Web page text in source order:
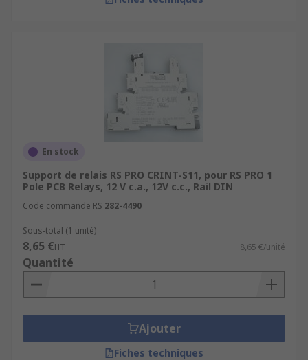
En stock
Support de relais RS PRO CRINT-S11, pour RS PRO 1
Pole PCB Relays, 12 V c.a., 12V c.c., Rail DIN
Code commande RS 282-4490
Sous-total (1 unité)
8,65 €HT 8,65 €/unité
Quantité
Ajouter
Fiches techniques